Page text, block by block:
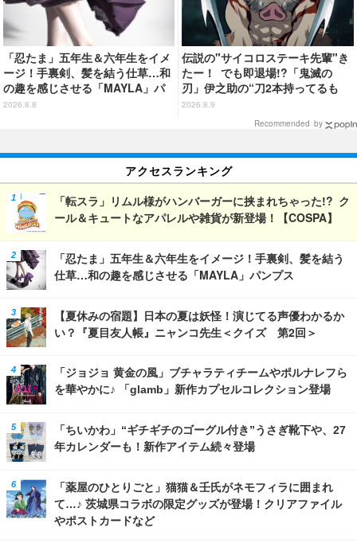
「忍たま」五年生＆六年生をイメ
ージ！手裏剣、髪を結う仕草…和
の趣を感じさせる「MAYLA」パ
ンプス
2026.8.8
伝説の"サイコロステーキ先輩"き
たー！ でも即退場!?「鬼滅の
刃」伊之助の“刀2本持ってるも
ん！”に「かわいいな（笑）」
「誰よりも心が綺麗」…再放送第
2026.8.9
Recommended by
アクセスランキング
「転スラ」リムル様がハンバーガーに挟まれちゃった!? ク
ール＆キュートなアパレルや雑貨が新登場！【COSPA】
「忍たま」五年生＆六年生をイメージ！手裏剣、髪を結う
仕草…和の趣を感じさせる「MAYLA」パンプス
【夏休みの宿題】日本の夏は妖怪！演じてる声優わかるか
い？『夏目友人帳』ニャンコ先生＜クイズ 第2回＞
「ジョジョ 黄金の風」ブチャラティチームやポルナレフら
を華やかに♪ 「glamb」新作カプセルコレクション登場
「ちいかわ」“ギチギチのゴーグル付き”うさぎ靴下や、27
年カレンダーも！新作アイテム続々登場
「薬屋のひとりごと」猫猫＆壬氏がネモフィラに囲まれ
て…♪ 茨城県コラボの限定グッズが登場！クリアファイル
やポストカードなど